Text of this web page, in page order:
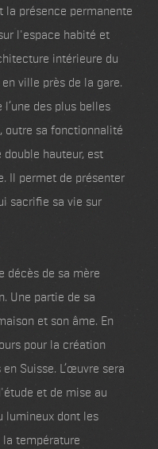
la présence permanente
l'espace habité et
intérieure du
ville près de la gare.
des plus belles
outre sa fonctionnalité
double hauteur, est
Il permet de présenter
sacrifie sa vie sur
décès de sa mère
Une partie de sa
et son âme. En
pour la création
Suisse. L’œuvre sera
et de mise au
lumineux dont les
température